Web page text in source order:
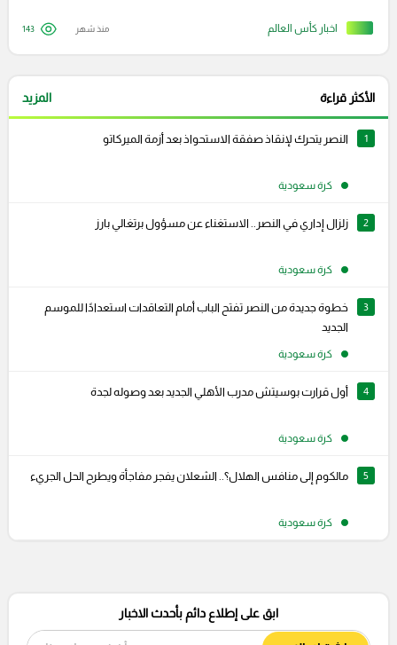
اخبار كأس العالم منذ شهر 143
الأكثر قراءة المزيد
1 النصر يتحرك لإنقاذ صفقة الاستحواذ بعد أزمة الميركاتو
كرة سعودية
2 زلزال إداري في النصر.. الاستغناء عن مسؤول برتغالي بارز
كرة سعودية
3
خطوة جديدة من النصر تفتح الباب أمام التعاقدات استعدادًا للموسم
الجديد
كرة سعودية
4 أول قرارت بوسيتش مدرب الأهلي الجديد بعد وصوله لجدة
كرة سعودية
5 مالكوم إلى منافس الهلال؟.. الشعلان يفجر مفاجأة ويطرح الحل الجريء
كرة سعودية
ابق على إطلاع دائم بأحدث الاخبار